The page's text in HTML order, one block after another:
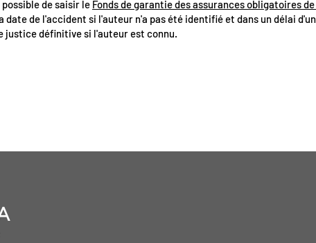
de saisir le Fonds de garantie des assurances obligatoires de
date de l'accident si l'auteur n'a pas été identifié et dans un délai
justice définitive si l'auteur est connu.